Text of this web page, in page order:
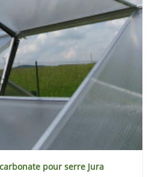
pour serre Jura